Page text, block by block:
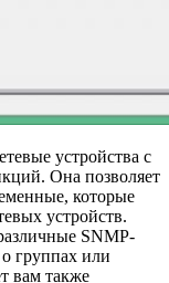
устройства с
Она позволяет
которые
устройств.
SNMP-
группах или
вам также